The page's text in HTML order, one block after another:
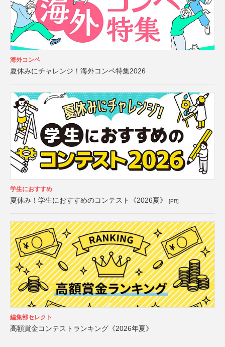
海外コンペ
夏休みにチャレンジ！海外コンペ特集2026
学生におすすめ
夏休み！学生におすすめのコンテスト《2026夏》 [PR]
編集部セレクト
高額賞金コンテストランキング《2026年夏》